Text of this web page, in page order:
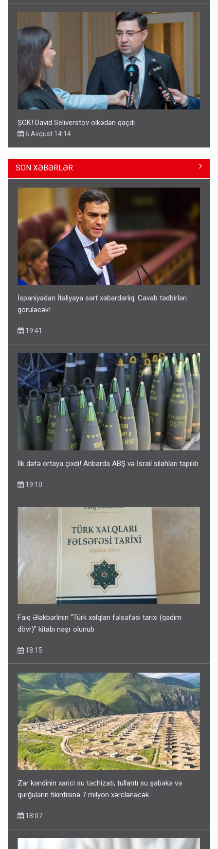
ŞOK! David Seliverstov ölkədən qaçdı
6 Avqust 14:14
Geri çağırılan səfir Abel Məhərrəmovun oğludur - DOSYE
14:07
Media və Yayım Şurasına əlavə hüquq və vəzifələr verilib
13:24
Kartdan karta istədiyiniz qədər köçürmə edə bilərsiniz -
VİDEO
SON XƏBƏRLƏR
İspaniyadan İtaliyaya sərt xəbərdarlıq: Cavab tədbirləri
görüləcək!
19:41
İlk dəfə ortaya çıxdı! Anbarda ABŞ və İsrail silahları tapıldı
19:10
Faiq Ələkbərlinin “Türk xalqları fəlsəfəsi tarixi (qədim
dövr)” kitabı nəşr olunub
18:15
Zar kəndinin xarici su təchizatı, tullantı su şəbəkə və
qurğuların tikintisinə 7 milyon xərclənəcək
18:07